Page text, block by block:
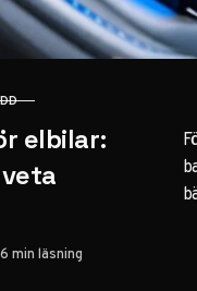
elbilar:
6 min läsning